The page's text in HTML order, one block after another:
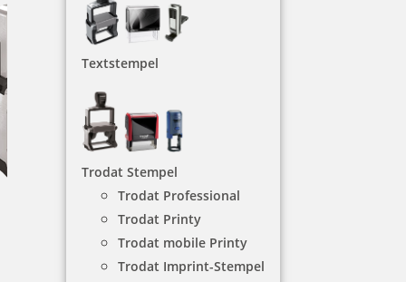
Textstempel
Trodat Stempel
Trodat Professional
Trodat Printy
Trodat mobile Printy
Trodat Imprint-Stempel
Trodat Stempel